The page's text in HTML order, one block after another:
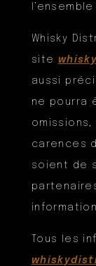
Whisky
site
aussi
ne pourra
carences
soient de
Tous les